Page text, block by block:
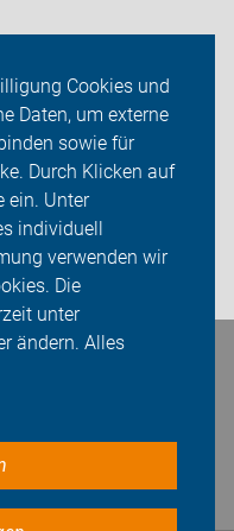
Cookies und
Daten, um externe
sowie für
Durch Klicken auf
ein. Unter
individuell
verwenden wir
Die
unter
ändern. Alles